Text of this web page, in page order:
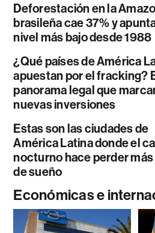
Deforestación en la
brasileña cae 37% y
nivel más bajo desde 1988
¿Qué países de América
apuestan por el fracking?
panorama legal que
nuevas inversiones
Estas son las ciudades de
América Latina donde el
nocturno hace perder
de sueño
Económicas e